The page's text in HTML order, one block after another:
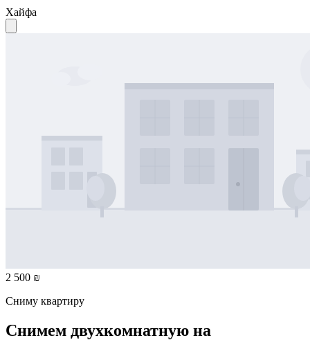
Хайфа
2 500 ₪
Сниму квартиру
Снимем двухкомнатную на